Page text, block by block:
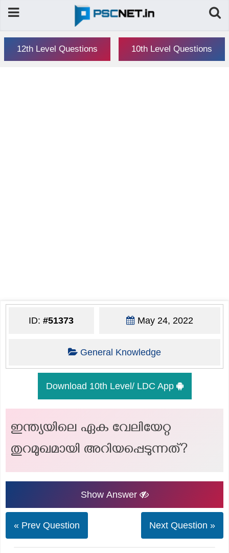
12th Level Questions 10th Level Questions
ID:#51373 May 24, 2022
General Knowledge
Download 10th Level/ LDC App
ഇന്ത്യയിലെ ഏക വേലിയേറ്റ
തുറമുഖമായി അറിയപ്പെടുന്നത്?
Show Answer
« Prev Question Next Question »